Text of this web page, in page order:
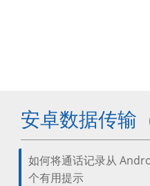
安卓数据传输
如何将通话记录从
个有用提示